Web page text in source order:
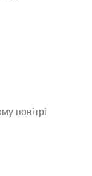
повітрі